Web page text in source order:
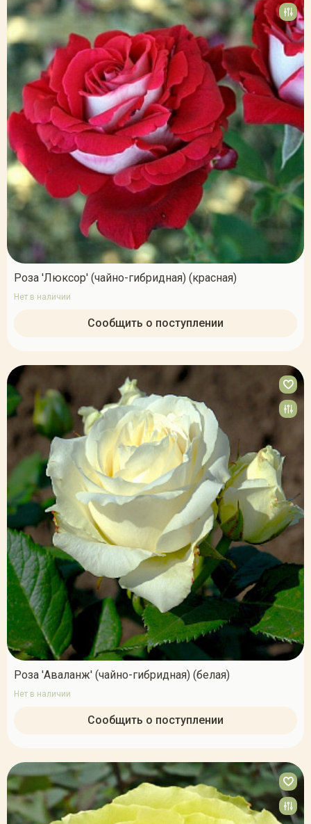
Роза 'Люксор' (чайно-гибридная) (красная)
Нет в наличии
Сообщить о поступлении
Роза 'Аваланж' (чайно-гибридная) (белая)
Нет в наличии
Сообщить о поступлении